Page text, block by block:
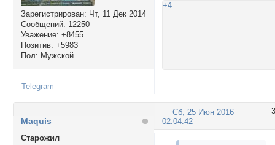
Зарегистрирован: Чт, 11 Дек 2014
Сообщений: 12250
Уважение: +8455
Позитив: +5983
Пол: Мужской
+4
Telegram
3
Сб, 25 Июн 2016
02:04:42
Maquis
Cтарожил